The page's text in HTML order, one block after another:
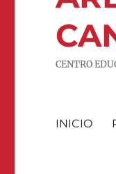
CENTRO
INICIO